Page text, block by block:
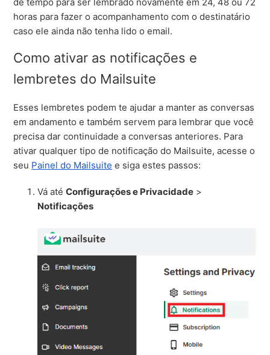
horas para fazer o acompanhamento com o destinatário
caso ele ainda não tenha lido o email.
Como ativar as notificações e
lembretes do Mailsuite
Esses lembretes podem te ajudar a manter as conversas
em andamento e também servem para lembrar que você
precisa dar continuidade a conversas anteriores. Para
ativar qualquer tipo de notificação do Mailsuite, acesse o
seu Painel do Mailsuite e siga estes passos:
Vá atéConfigurações e Privacidade >
Notificações